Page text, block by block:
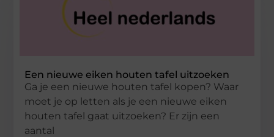
Een nieuwe eiken houten tafel uitzoeken
Ga je een nieuwe houten tafel kopen? Waar
moet je op letten als je een nieuwe eiken
houten tafel gaat uitzoeken? Er zijn een
aantal